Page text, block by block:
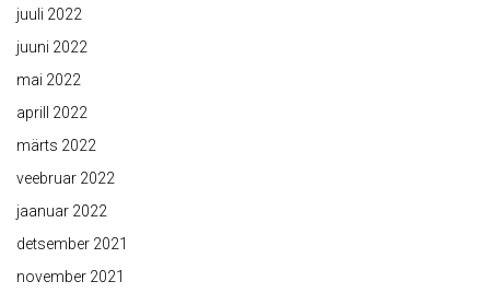
juuli 2022
juuni 2022
mai 2022
aprill 2022
märts 2022
veebruar 2022
jaanuar 2022
detsember 2021
november 2021